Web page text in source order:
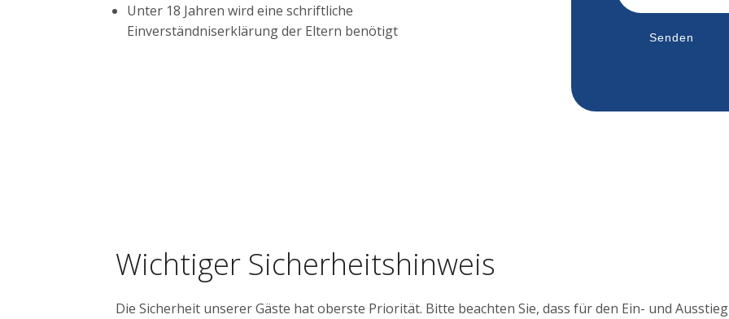
Unter 18 Jahren wird eine schriftliche
Einverständniserklärung der Eltern benötigt
Wichtiger Sicherheitshinweis
Die Sicherheit unserer Gäste hat oberste Priorität. Bitte beachten Sie, dass für den Ein- und